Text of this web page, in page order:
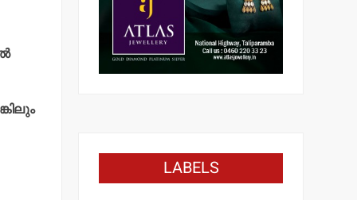
LABELS